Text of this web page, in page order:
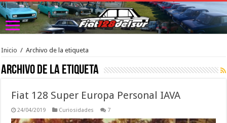
Inicio / Archivo de la etiqueta
Archivo de la etiqueta
Fiat 128 Super Europa Personal IAVA
24/04/2019 Curiosidades 7